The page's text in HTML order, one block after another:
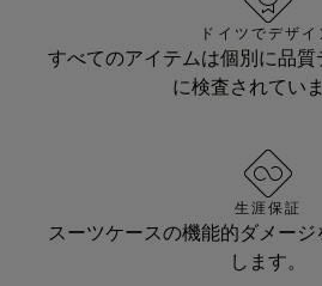
ドイツでデザイ
すべてのアイテムは個別に品
に検査されていま
生涯保証
スーツケースの機能的ダメー
します。